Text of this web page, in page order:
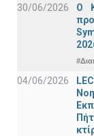
30/06/2026
Ο
04/06/2026